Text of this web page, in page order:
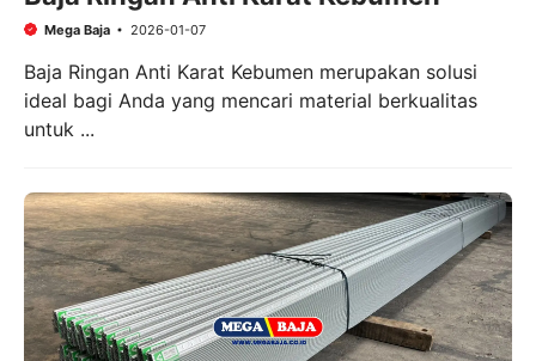
Mega Baja 2026-01-07
Baja Ringan Anti Karat Kebumen merupakan solusi
ideal bagi Anda yang mencari material berkualitas
untuk ...